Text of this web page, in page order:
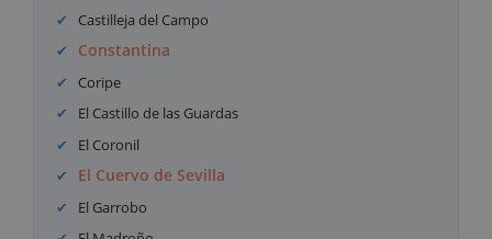
Castilleja del Campo
Constantina
Coripe
El Castillo de las Guardas
El Coronil
El Cuervo de Sevilla
El Garrobo